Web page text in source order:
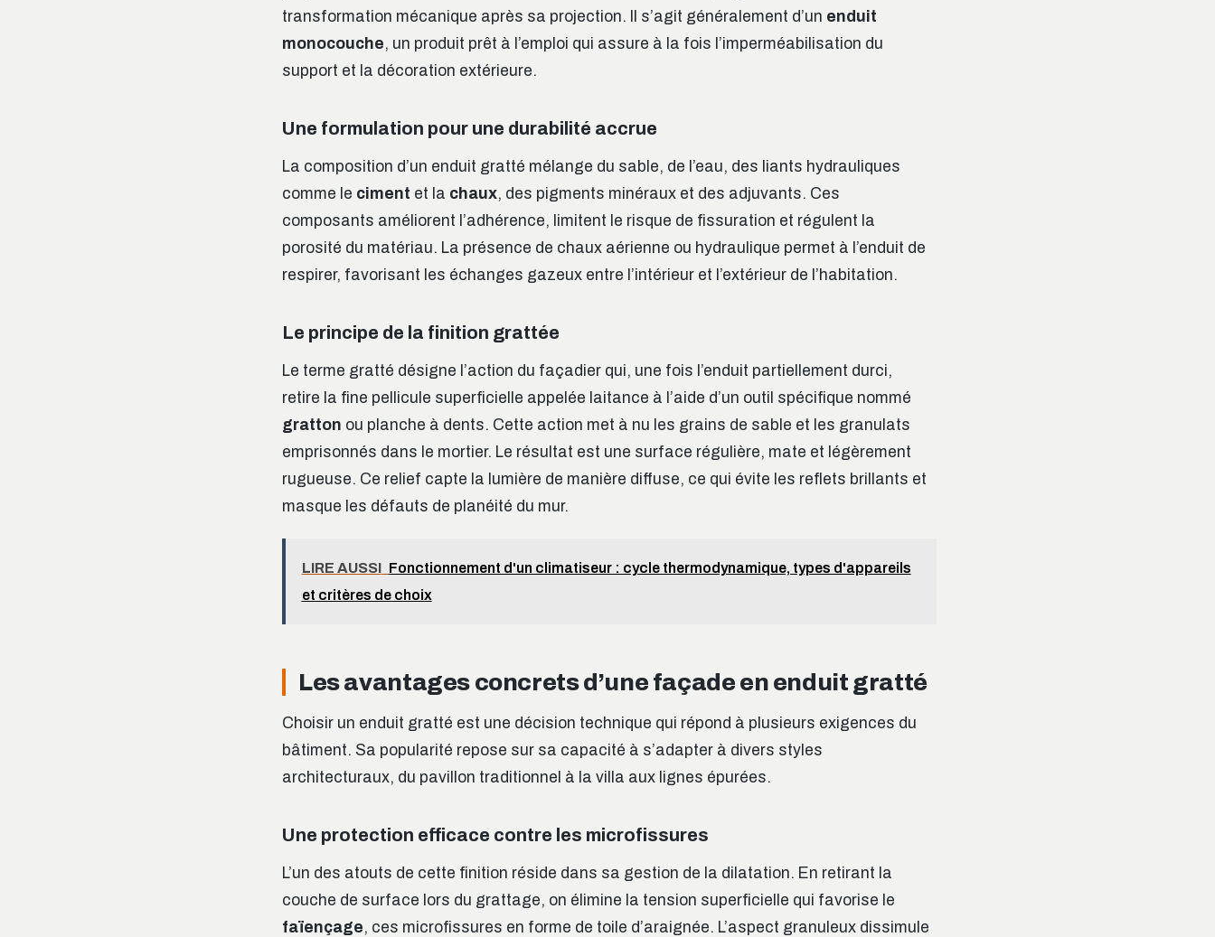
transformation mécanique après sa projection. Il s’agit généralement d’un enduit
monocouche, un produit prêt à l’emploi qui assure à la fois l’imperméabilisation du
support et la décoration extérieure.
Une formulation pour une durabilité accrue
La composition d’un enduit gratté mélange du sable, de l’eau, des liants hydrauliques
comme le ciment et la chaux, des pigments minéraux et des adjuvants. Ces
composants améliorent l’adhérence, limitent le risque de fissuration et régulent la
porosité du matériau. La présence de chaux aérienne ou hydraulique permet à l’enduit de
respirer, favorisant les échanges gazeux entre l’intérieur et l’extérieur de l’habitation.
Le principe de la finition grattée
Le terme gratté désigne l’action du façadier qui, une fois l’enduit partiellement durci,
retire la fine pellicule superficielle appelée laitance à l’aide d’un outil spécifique nommé
gratton ou planche à dents. Cette action met à nu les grains de sable et les granulats
emprisonnés dans le mortier. Le résultat est une surface régulière, mate et légèrement
rugueuse. Ce relief capte la lumière de manière diffuse, ce qui évite les reflets brillants et
masque les défauts de planéité du mur.
LIRE AUSSI Fonctionnement d'un climatiseur : cycle thermodynamique, types d'appareils
et critères de choix
Les avantages concrets d’une façade en enduit gratté
Choisir un enduit gratté est une décision technique qui répond à plusieurs exigences du
bâtiment. Sa popularité repose sur sa capacité à s’adapter à divers styles
architecturaux, du pavillon traditionnel à la villa aux lignes épurées.
Une protection efficace contre les microfissures
L’un des atouts de cette finition réside dans sa gestion de la dilatation. En retirant la
couche de surface lors du grattage, on élimine la tension superficielle qui favorise le
faïençage, ces microfissures en forme de toile d’araignée. L’aspect granuleux dissimule